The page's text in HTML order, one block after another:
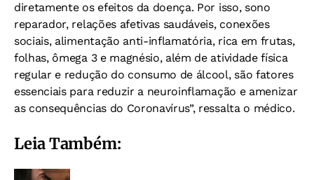
diretamente os efeitos da doença. Por isso, sono
reparador, relações afetivas saudáveis, conexões
sociais, alimentação anti-inflamatória, rica em frutas,
folhas, ômega 3 e magnésio, além de atividade física
regular e redução do consumo de álcool, são fatores
essenciais para reduzir a neuroinflamação e amenizar
as consequências do Coronavírus”, ressalta o médico.
Leia Também: